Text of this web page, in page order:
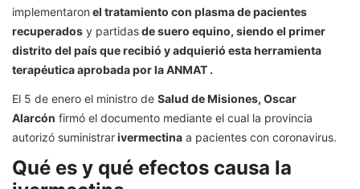
implementaron el tratamiento con plasma de pacientes
recuperados y partidasde suero equino, siendo el primer
distrito del país que recibió y adquierió esta herramienta
terapéutica aprobada por la ANMAT .
El 5 de enero el ministro de Salud de Misiones, Oscar
Alarcón firmó el documento mediante el cual la provincia
autorizó suministrarivermectina a pacientes con coronavirus.
Qué es y qué efectos causa la